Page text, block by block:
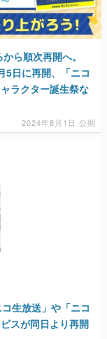
ら順次再開へ。
5日に再開、「ニコ
ラクター誕生祭な
2024年8月1日 公開
生放送」や「ニコ
スが同日より再開